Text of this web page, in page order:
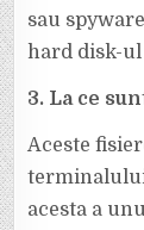
sau
hard disk-
3. La ce
Aceste
acesta a